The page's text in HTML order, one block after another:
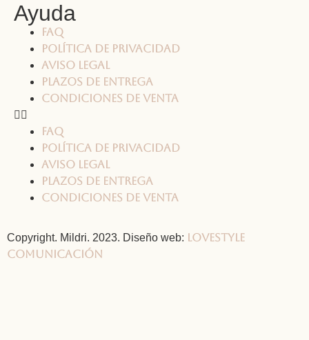
Ayuda
FAQ
Política de privacidad
Aviso legal
Plazos de entrega
Condiciones de venta
FAQ
Política de privacidad
Aviso legal
Plazos de entrega
Condiciones de venta
Copyright. Mildri. 2023. Diseño web: Lovestyle
Comunicación